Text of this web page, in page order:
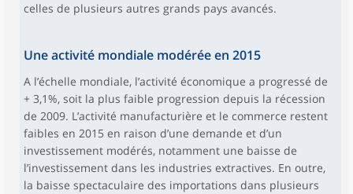
celles de plusieurs autres grands pays avancés.
Une activité mondiale modérée en 2015
A l’échelle mondiale, l’activité économique a progressé de
+ 3,1%, soit la plus faible progression depuis la récession
de 2009. L’activité manufacturière et le commerce restent
faibles en 2015 en raison d’une demande et d’un
investissement modérés, notamment une baisse de
l’investissement dans les industries extractives. En outre,
la baisse spectaculaire des importations dans plusieurs